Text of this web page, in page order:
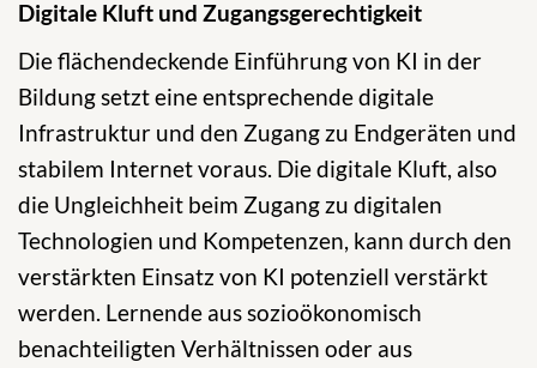
Digitale Kluft und Zugangsgerechtigkeit
Die flächendeckende Einführung von KI in der
Bildung setzt eine entsprechende digitale
Infrastruktur und den Zugang zu Endgeräten und
stabilem Internet voraus. Die digitale Kluft, also
die Ungleichheit beim Zugang zu digitalen
Technologien und Kompetenzen, kann durch den
verstärkten Einsatz von KI potenziell verstärkt
werden. Lernende aus sozioökonomisch
benachteiligten Verhältnissen oder aus